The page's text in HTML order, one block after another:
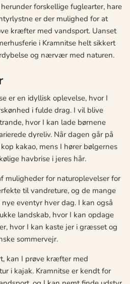
forskellige fuglearter, hare
er der mulighed for at
kræfter med vandsport. Uanset
i Kramnitse helt sikkert
og nærvær med naturen.
er en idyllisk oplevelse, hvor I
i fulde drag. I vil blive
hvor I kan lade børnene
dyreliv. Når dagen går på
kakao, mens I hører bølgernes
havbrise i jeres hår.
muligheder for naturoplevelser for
til vandreture, og de mange
eventyr hver dag. I kan også
landskab, hvor I kan opdage
hvor I kan kaste jer i græsset og
sommervejr.
kan I prøve kræfter med
i kajak. Kramnitse er kendt for